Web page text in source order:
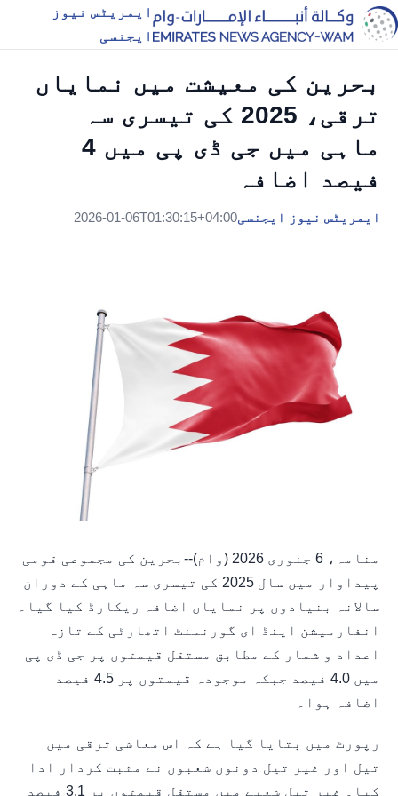
ایمریٹس نیوز
ایجنسی
بحرین کی معیشت میں نمایاں
ترقی، 2025 کی تیسری سہ
ماہی میں جی ڈی پی میں 4
فیصد اضافہ
ایمریٹس نیوز ایجنسی2026-01-06T01:30:15+04:00
منامہ، 6 جنوری 2026 (وام)--بحرین کی مجموعی قومی
پیداوار میں سال 2025 کی تیسری سہ ماہی کے دوران
سالانہ بنیادوں پر نمایاں اضافہ ریکارڈ کیا گیا۔
انفارمیشن اینڈ ای گورنمنٹ اتھارٹی کے تازہ
اعداد و شمار کے مطابق مستقل قیمتوں پر جی ڈی پی
میں 4.0 فیصد جبکہ موجودہ قیمتوں پر 4.5 فیصد
اضافہ ہوا۔
رپورٹ میں بتایا گیا ہے کہ اس معاشی ترقی میں
تیل اور غیر تیل دونوں شعبوں نے مثبت کردار ادا
کیا۔ غیر تیل شعبے میں مستقل قیمتوں پر 3.1 فیصد